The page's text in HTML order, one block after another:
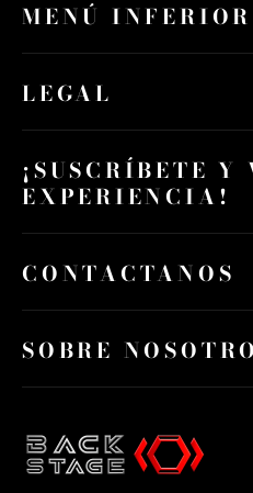
MENÚ INFERIOR
LEGAL
¡SUSCRÍBETE
EXPERIENCIA!
CONTACTANOS
SOBRE